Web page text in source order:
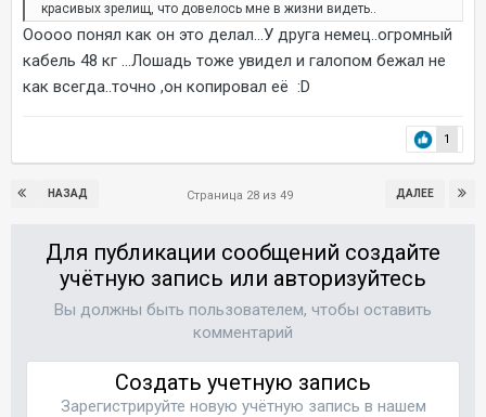
красивых зрелищ, что довелось мне в жизни видеть..
Ооооо понял как он это делал...У друга немец..огромный
кабель 48 кг ...Лошадь тоже увидел и галопом бежал не
как всегда..точно ,он копировал её :D
1
НАЗАД ДАЛЕЕ
Страница 28 из 49
Для публикации сообщений создайте
учётную запись или авторизуйтесь
Вы должны быть пользователем, чтобы оставить
комментарий
Создать учетную запись
Зарегистрируйте новую учётную запись в нашем